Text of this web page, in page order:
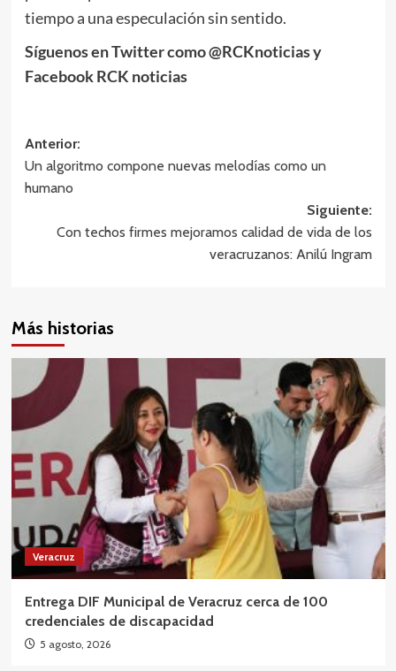
tiempo a una especulación sin sentido.
Síguenos en Twitter como @RCKnoticias y
Facebook RCK noticias
Navegación
de
Anterior:
Un algoritmo compone nuevas melodías como un
humano
Siguiente:
Con techos firmes mejoramos calidad de vida de los
veracruzanos: Anilú Ingram
Más historias
Veracruz
Entrega DIF Municipal de Veracruz cerca de 100
credenciales de discapacidad
5 agosto, 2026